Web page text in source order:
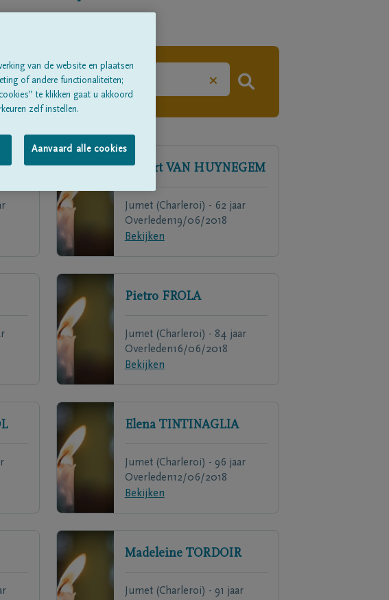
×
Gilbert VAN HUYNEGEM
Jumet (Charleroi) - 62 jaar
Overleden19/06/2018
Bekijken
Pietro FROLA
Jumet (Charleroi) - 84 jaar
Overleden16/06/2018
Bekijken
Elena TINTINAGLIA
Jumet (Charleroi) - 96 jaar
Overleden12/06/2018
Bekijken
Madeleine TORDOIR
Jumet (Charleroi) - 91 jaar
van de website en plaatsen
of andere functionaliteiten;
te klikken gaat u akkoord
zelf instellen.
Aanvaard alle cookies